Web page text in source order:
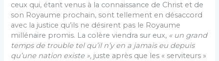
ceux qui, étant venus à la connaissance de Christ et de
son Royaume prochain, sont tellement en désaccord
avec la justice qu’ils ne désirent pas le Royaume
millénaire promis. La colère viendra sur eux, « un grand
temps de trouble tel qu’il n’y en a jamais eu depuis
qu’une nation existe », juste après que les « serviteurs »